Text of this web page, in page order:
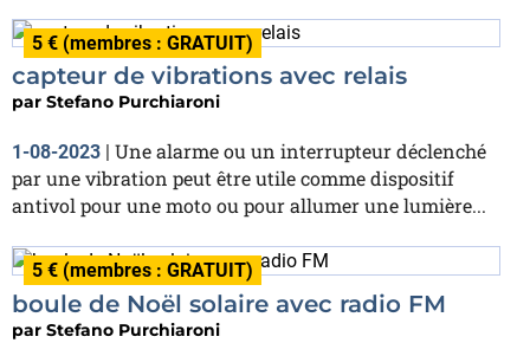
5 € (membres : GRATUIT)
capteur de vibrations avec relais
par Stefano Purchiaroni
1-08-2023
Une alarme ou un interrupteur déclenché
par une vibration peut être utile comme dispositif
antivol pour une moto ou pour allumer une lumière...
5 € (membres : GRATUIT)
boule de Noël solaire avec radio FM
par Stefano Purchiaroni